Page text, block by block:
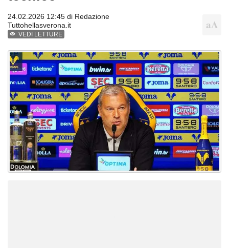
24.02.2026 12:45 di Redazione
Tuttohellasverona.it
VEDI LETTURE